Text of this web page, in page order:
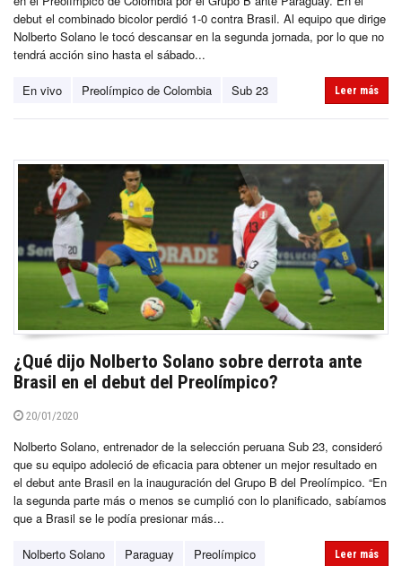
debut el combinado bicolor perdió 1-0 contra Brasil. Al equipo que dirige
Nolberto Solano le tocó descansar en la segunda jornada, por lo que no
tendrá acción sino hasta el sábado...
En vivo Preolímpico de Colombia Sub 23 Leer más
¿Qué dijo Nolberto Solano sobre derrota ante
Brasil en el debut del Preolímpico?
20/01/2020
Nolberto Solano, entrenador de la selección peruana Sub 23, consideró
que su equipo adoleció de eficacia para obtener un mejor resultado en
el debut ante Brasil en la inauguración del Grupo B del Preolímpico. “En
la segunda parte más o menos se cumplió con lo planificado, sabíamos
que a Brasil se le podía presionar más...
Nolberto Solano Paraguay
Preolímpico
Leer más